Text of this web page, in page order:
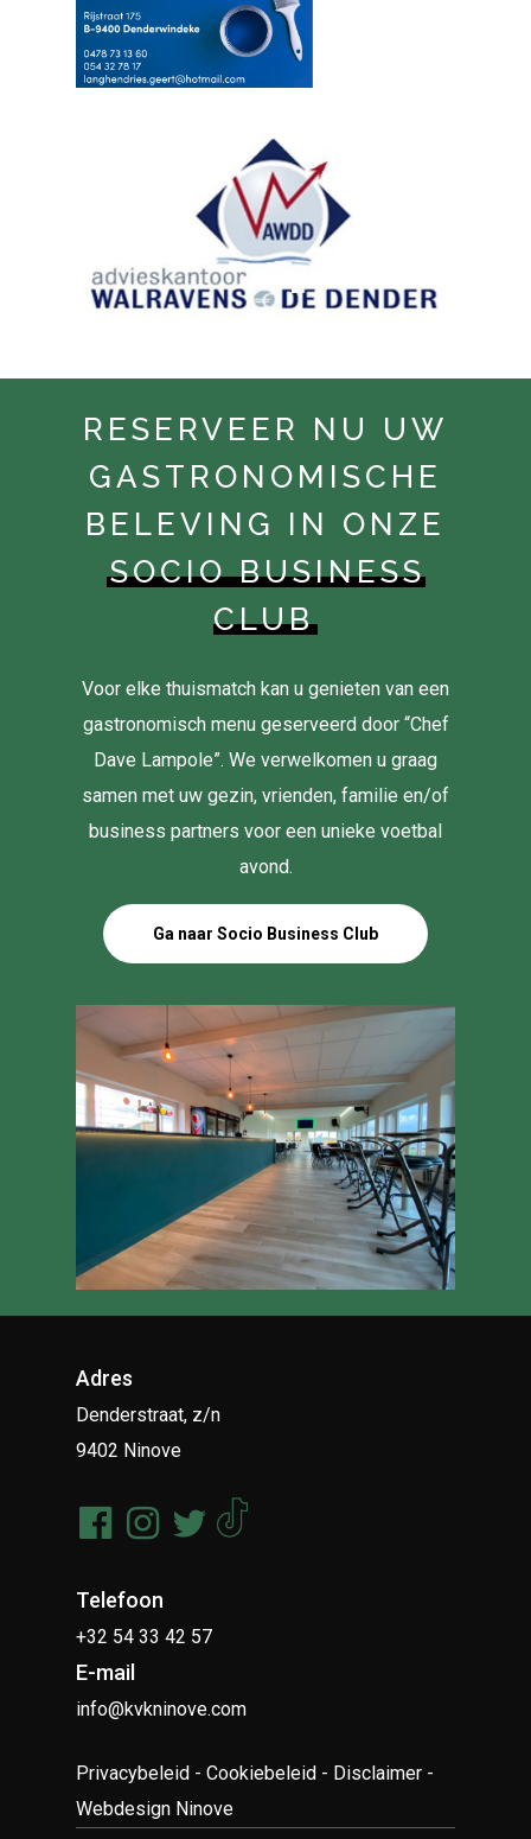
RESERVEER NU UW
GASTRONOMISCHE
BELEVING IN ONZE
SOCIO BUSINESS
CLUB
Voor elke thuismatch kan u genieten van een
gastronomisch menu geserveerd door “Chef
Dave Lampole”. We verwelkomen u graag
samen met uw gezin, vrienden, familie en/of
business partners voor een unieke voetbal
avond.
Ga naar Socio Business Club
Adres
Denderstraat, z/n
9402 Ninove
Telefoon
+32 54 33 42 57
E-mail
info@kvkninove.com
Privacybeleid -Cookiebeleid - Disclaimer -
Webdesign Ninove